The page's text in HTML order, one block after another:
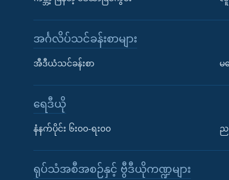
အင်္ဂလိပ်သင်ခန်းစာများ
အီဒီယံသင်ခန်းစာ မ
ရေဒီယို
နံနက်ပိုင်း ၆း၀၀-ရး၀၀ ည
ရုပ်သံအစီအစဉ်နှင့် ဗွီဒီယိုကဏ္ဍများ